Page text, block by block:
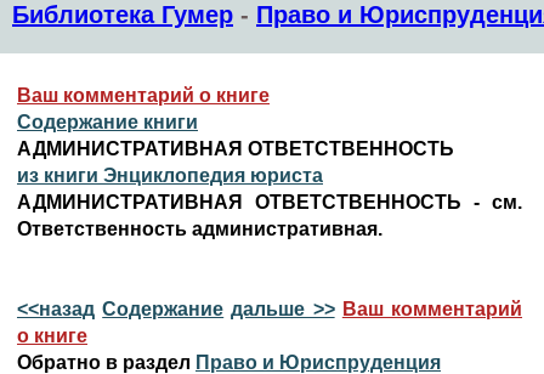
Библиотека Гумер - Право и
Ваш комментарий о книге
Содержание книги
АДМИНИСТРАТИВНАЯ ОТВЕТСТВЕННОСТЬ
из книги Энциклопедия юриста
АДМИНИСТРАТИВНАЯ ОТВЕТСТВЕННОСТЬ - см.
Ответственность административная.
<<назад Содержание дальше >> Ваш комментарий
о книге
Обратно в раздел Право и Юриспруденция